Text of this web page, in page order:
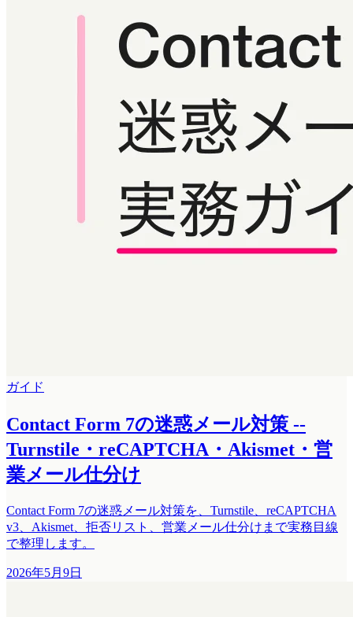
ガイド
Contact Form 7の迷惑メール対策 --
Turnstile・reCAPTCHA・Akismet・営
業メール仕分け
Contact Form 7の迷惑メール対策を、Turnstile、reCAPTCHA
v3、Akismet、拒否リスト、営業メール仕分けまで実務目線
で整理します。
2026年5月9日